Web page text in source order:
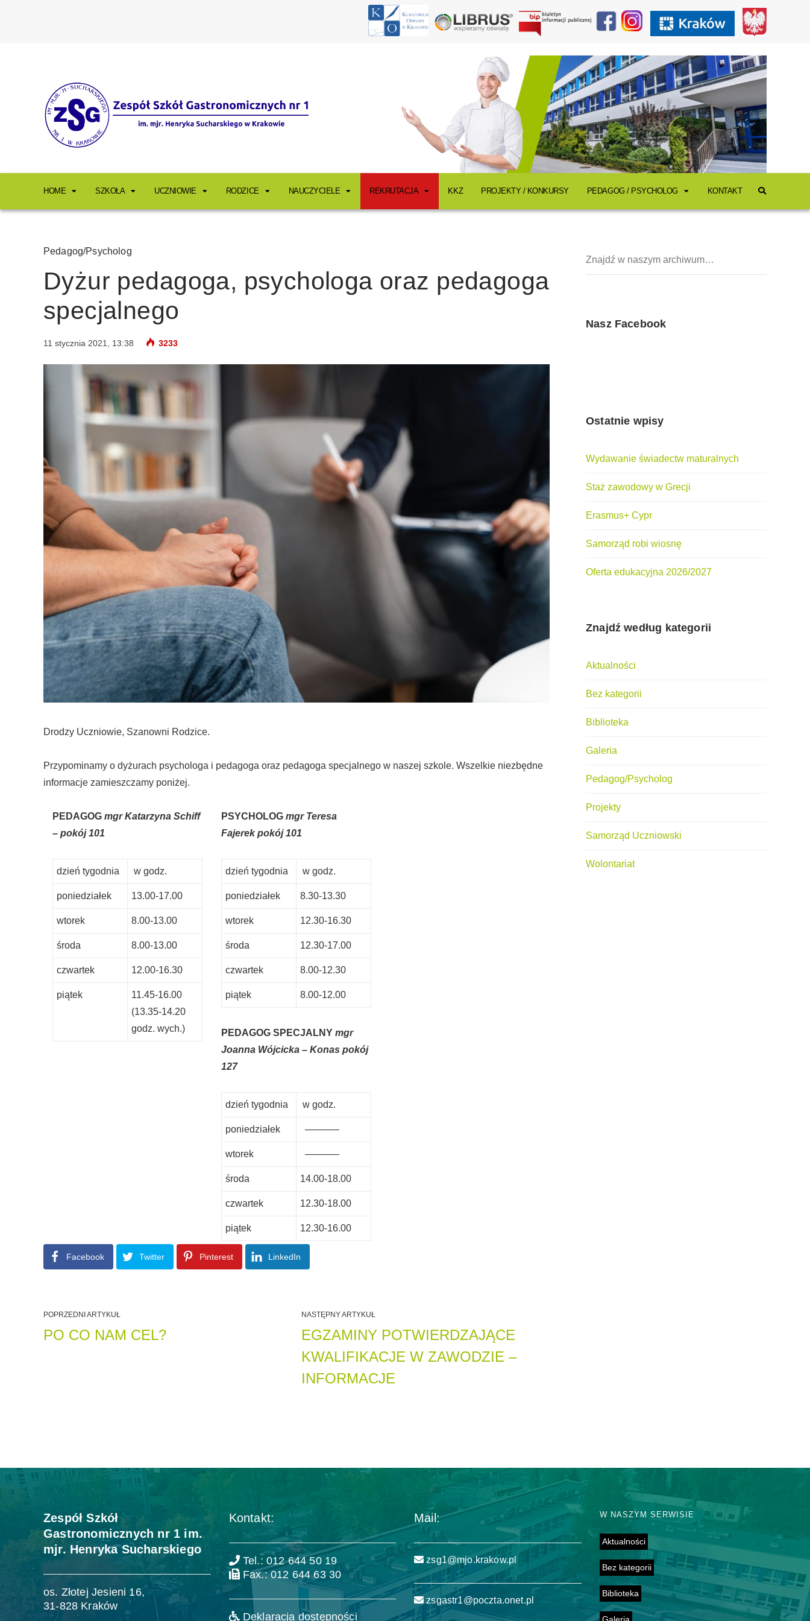
HOME SZKOŁA UCZNIOWIE RODZICE NAUCZYCIELE REKRUTACJA KKZ PROJEKTY / KONKURSY PEDAGOG / PSYCHOLOG KONTAKT
Pedagog/Psycholog
Dyżur pedagoga, psychologa oraz pedagoga
specjalnego
11 stycznia 2021, 13:38 3233
Drodzy Uczniowie, Szanowni Rodzice.
Przypominamy o dyżurach psychologa i pedagoga oraz pedagoga specjalnego w naszej szkole. Wszelkie niezbędne
informacje zamieszczamy poniżej.
PEDAGOG mgr Katarzyna Schiff
– pokój 101
dzień tygodnia w godz.
poniedziałek 13.00-17.00
wtorek 8.00-13.00
środa 8.00-13.00
czwartek 12.00-16.30
piątek
11.45-16.00
(13.35-14.20
godz. wych.)
PSYCHOLOG mgr Teresa
Fajerek pokój 101
dzień tygodnia w godz.
poniedziałek 8.30-13.30
wtorek 12.30-16.30
środa 12.30-17.00
czwartek 8.00-12.30
piątek 8.00-12.00
PEDAGOG SPECJALNY mgr
Joanna Wójcicka – Konas pokój
127
dzień tygodnia w godz.
poniedziałek ———–
wtorek ———–
środa 14.00-18.00
czwartek 12.30-18.00
piątek 12.30-16.00
Facebook Twitter Pinterest LinkedIn
POPRZEDNI ARTYKUŁ
PO CO NAM CEL?
NASTĘPNY ARTYKUŁ
EGZAMINY POTWIERDZAJĄCE
KWALIFIKACJE W ZAWODZIE –
INFORMACJE
Nasz Facebook
Ostatnie wpisy
Wydawanie świadectw maturalnych
Staż zawodowy w Grecji
Erasmus+ Cypr
Samorząd robi wiosnę
Oferta edukacyjna 2026/2027
Znajdź według kategorii
Aktualności
Bez kategorii
Biblioteka
Galeria
Pedagog/Psycholog
Projekty
Samorząd Uczniowski
Wolontariat
Zespół Szkół
Gastronomicznych nr 1 im.
mjr. Henryka Sucharskiego
os. Złotej Jesieni 16,
31-828 Kraków
Kontakt:
Tel.: 012 644 50 19
Fax.: 012 644 63 30
Deklaracja dostępności
Mail:
zsg1@mjo.krakow.pl
zsgastr1@poczta.onet.pl
W NASZYM SERWISIE
Aktualności
Bez kategorii
Biblioteka
Galeria